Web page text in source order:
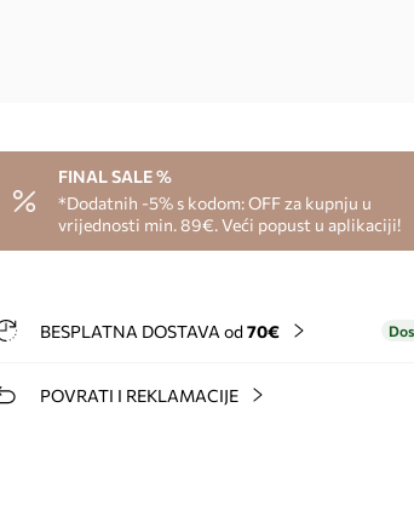
FINAL SALE %
*Dodatnih -5% s kodom: OFF za kupnju u
vrijednosti min. 89€. Veći popust u aplikaciji!
BESPLATNA DOSTAVA od 70€
POVRATI I REKLAMACIJE